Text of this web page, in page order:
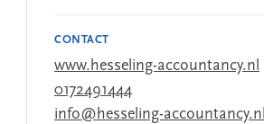
CONTACT
www.hesseling-accountancy.nl
0172491444
info@hesseling-accountancy.nl